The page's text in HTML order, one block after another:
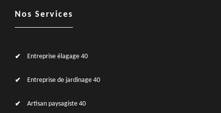
Nos Services
Entreprise élagage 40
Entreprise de jardinage 40
Artisan paysagiste 40